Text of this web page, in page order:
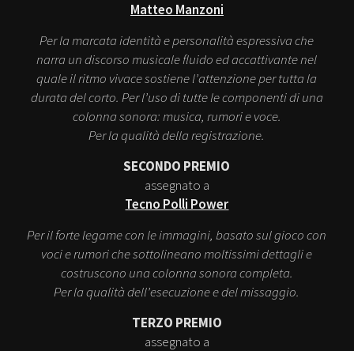
Matteo Manzoni
Per la marcata identità e personalità espressiva che
narra un discorso musicale fluido ed accattivante nel
quale il ritmo vivace sostiene l’attenzione per tutta la
durata del corto. Per l’uso di tutte le componenti di una
colonna sonora: musica, rumori e voce.
Per la qualità della registrazione.
SECONDO PREMIO
assegnato a
Tecno Polli Power
Per il forte legame con le immagini, basato sul gioco con
voci e rumori che sottolineano moltissimi dettagli e
costruscono una colonna sonora completa.
Per la qualità dell’esecuzione e del missaggio.
TERZO PREMIO
assegnato a